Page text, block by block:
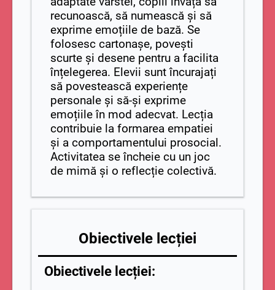
recunoască, să numească și să
exprime emoțiile de bază. Se
folosesc cartonașe, povești
scurte și desene pentru a facilita
înțelegerea. Elevii sunt încurajați
să povestească experiențe
personale și să-și exprime
emoțiile în mod adecvat. Lecția
contribuie la formarea empatiei
și a comportamentului prosocial.
Activitatea se încheie cu un joc
de mimă și o reflecție colectivă.
Obiectivele lecției
Obiectivele lecției: